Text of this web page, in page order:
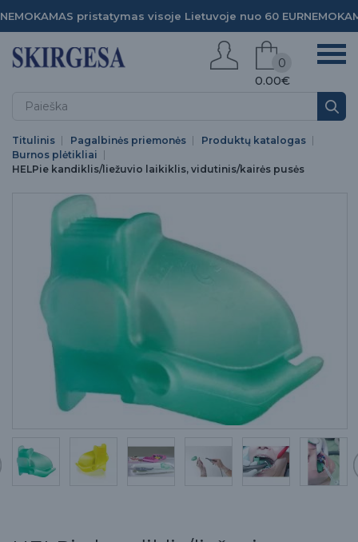
NEMOKAMAS pristatymas visoje Lietuvoje nuo 60 EUR
0.00€
0
Titulinis Pagalbinės priemonės
Produktų katalogas
Burnos plėtikliai
HELPie kandiklis/liežuvio laikiklis, vidutinis/kairės pusės